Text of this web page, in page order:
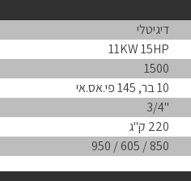
דיגיטלי
11KW 15HP
1500
10 בר, 145 פי.אס.אי
''3/4
220 ק"ג
850 / 605 / 950